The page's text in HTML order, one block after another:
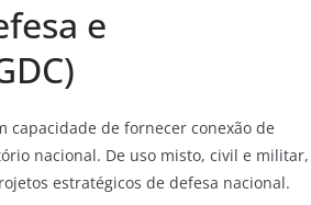
e
capacidade de fornecer conexão de
nacional. De uso misto, civil e militar,
estratégicos de defesa nacional.